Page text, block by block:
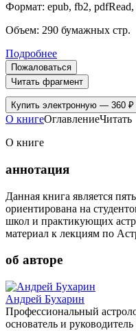
Формат: epub, fb2,
Объем: 290 бумажных стр.
Подробнее
Пожаловаться
Читать фрагмент
Купить электронную — 360 ₽
О книгеОглавлениеЧитать
О книге
аннотация
Данная книга является
ориентирована на
школ и практикующих
материал к лекциям по
об авторе
Андрей Бухарин
Профессиональный
основатель и